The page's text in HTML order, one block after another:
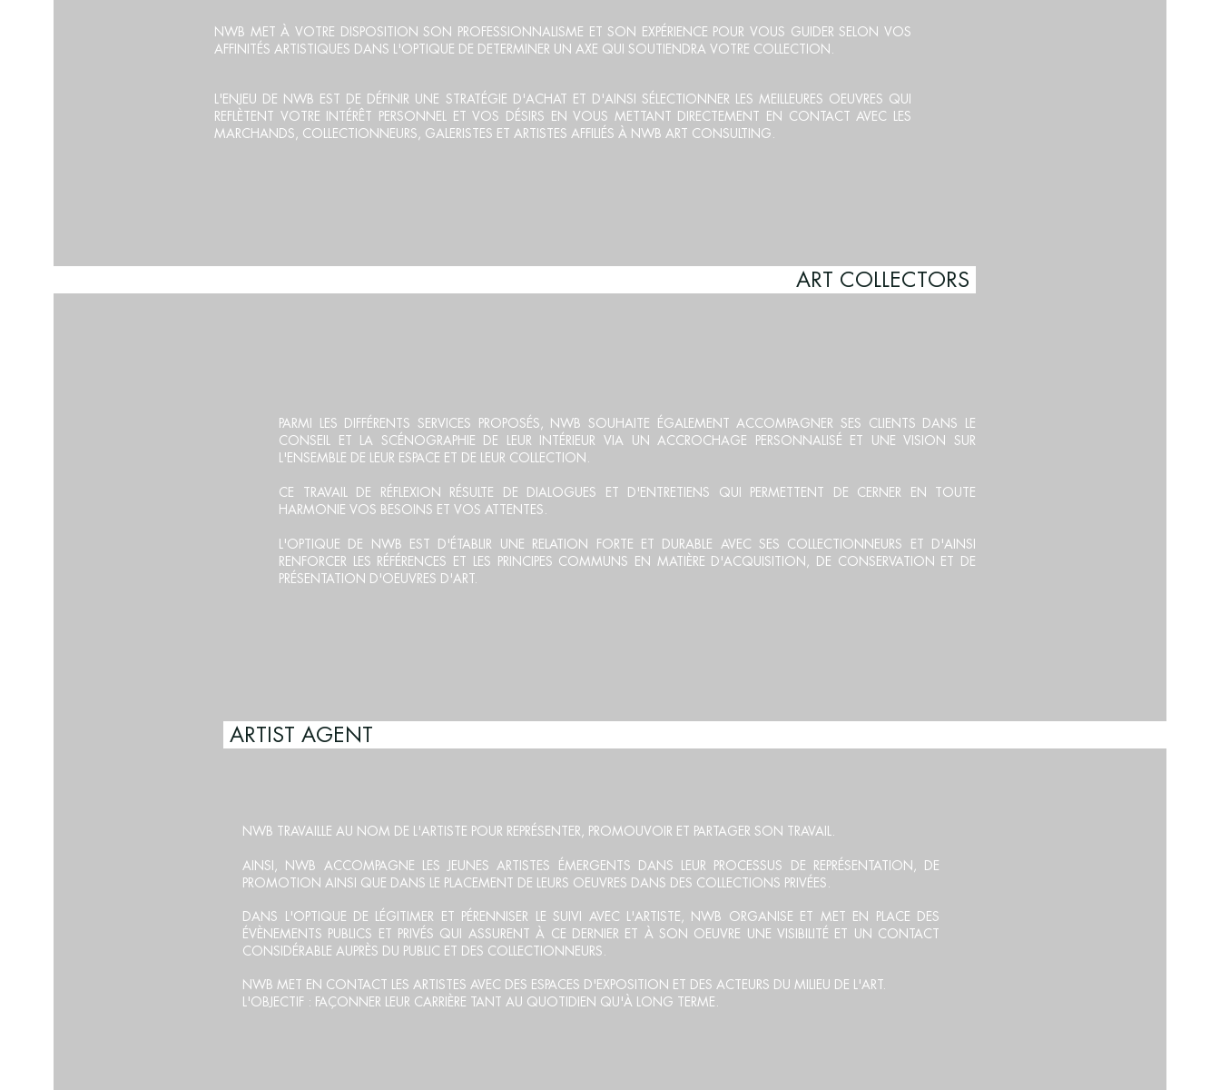
NWB MET À VOTRE DISPOSITION SON PROFESSIONNALISME ET SON EXPÉRIENCE POUR VOUS GUIDER SELON VOS
AFFINITÉS ARTISTIQUES DANS L'OPTIQUE DE DETERMINER UN AXE QUI SOUTIENDRA VOTRE COLLECTION.
L'ENJEU DE NWB EST DE DÉFINIR UNE STRATÉGIE D'ACHAT ET D'AINSI SÉLECTIONNER LES MEILLEURES OEUVRES QUI
REFLÈTENT VOTRE INTÉRÊT PERSONNEL ET VOS DÉSIRS EN VOUS METTANT DIRECTEMENT EN CONTACT AVEC LES
MARCHANDS, COLLECTIONNEURS, GALERISTES ET ARTISTES AFFILIÉS À NWB ART CONSULTING.
ART COLLECTORS
PARMI LES DIFFÉRENTS SERVICES PROPOSÉS, NWB SOUHAITE ÉGALEMENT ACCOMPAGNER SES CLIENTS DANS LE
CONSEIL ET LA SCÉNOGRAPHIE DE LEUR INTÉRIEUR VIA UN ACCROCHAGE PERSONNALISÉ ET UNE VISION SUR
L'ENSEMBLE DE LEUR ESPACE ET DE LEUR COLLECTION.
CE TRAVAIL DE RÉFLEXION RÉSULTE DE DIALOGUES ET D'ENTRETIENS QUI PERMETTENT DE CERNER EN TOUTE
HARMONIE VOS BESOINS ET VOS ATTENTES.
L'OPTIQUE DE NWB EST D'ÉTABLIR UNE RELATION FORTE ET DURABLE AVEC SES COLLECTIONNEURS ET D'AINSI
RENFORCER LES RÉFÉRENCES ET LES PRINCIPES COMMUNS EN MATIÈRE D'ACQUISITION, DE CONSERVATION ET DE
PRÉSENTATION D'OEUVRES D'ART.
NWB TRAVAILLE AU NOM DE L'ARTISTE POUR REPRÉSENTER, PROMOUVOIR ET PARTAGER SON TRAVAIL.
AINSI, NWB ACCOMPAGNE LES JEUNES ARTISTES ÉMERGENTS DANS LEUR PROCESSUS DE REPRÉSENTATION, DE
PROMOTION AINSI QUE DANS LE PLACEMENT DE LEURS OEUVRES DANS DES COLLECTIONS PRIVÉES.
DANS L'OPTIQUE DE LÉGITIMER ET PÉRENNISER LE SUIVI AVEC L'ARTISTE, NWB ORGANISE ET MET EN PLACE DES
ÉVÈNEMENTS PUBLICS ET PRIVÉS QUI ASSURENT À CE DERNIER ET À SON OEUVRE UNEVISIBILITÉ ET UN CONTACT
CONSIDÉRABLE AUPRÈS DU PUBLIC ET DES COLLECTIONNEURS.
NWB MET EN CONTACT LES ARTISTES AVEC DES ESPACES D'EXPOSITION ET DES ACTEURS DU MILIEU DE L'ART.
L'OBJECTIF : FAÇONNER LEUR CARRIÈRE TANT AU QUOTIDIEN QU'À LONG TERME.
ARTIST